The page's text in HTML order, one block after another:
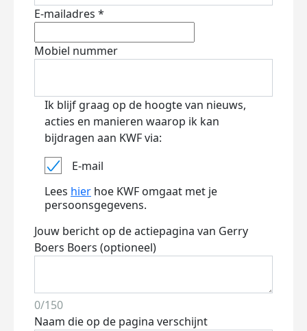
E-mailadres *
Mobiel nummer
Ik blijf graag op de hoogte van nieuws,
acties en manieren waarop ik kan
bijdragen aan KWF via:
E-mail
Lees hier hoe KWF omgaat met je
persoonsgegevens.
Jouw bericht op de actiepagina van Gerry
Boers Boers (optioneel)
0/150
Naam die op de pagina verschijnt